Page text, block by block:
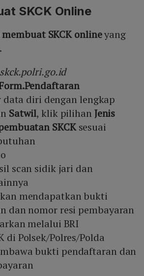
SKCK Online
membuat SKCK onlineyang
skck.polri.go.id
diri dengan lengkap
Satwil, klik pilihan Jenis
SKCKsesuai
scan sidik jari dan
mendapatkan bukti
dan nomor resi pembayaran
melalui BRI
di Polsek/Polres/Polda
bukti pendaftaran dan